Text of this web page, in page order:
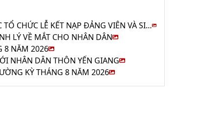
CHI BỘ THÔN TÂN TRUNG VÀ CHI BỘ TRẠM Y TẾ XÃ HỒNG LỘC TỔ CHỨC LỄ KẾT NẠP ĐẢNG VIÊN VÀ SINH HOẠT THƯỜNG KỲ THÁNG 8 NĂM 2026
LÝ VỀ MẮT CHO NHÂN DÂN
8 NĂM 2026
NHÂN DÂN THÔN YẾN GIANG
KỲ THÁNG 8 NĂM 2026